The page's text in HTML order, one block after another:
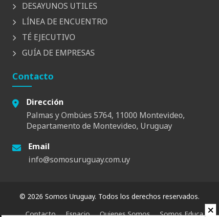
DESAYUNOS UTILES
LÍNEA DE ENCUENTRO
TÉ EJECUTIVO
GUÍA DE EMPRESAS
Contacto
Dirección
Palmas y Ombúes 5764, 11000 Montevideo,
Departamento de Montevideo, Uruguay
Email
info@somosuruguay.com.uy
© 2026 Somos Uruguay. Todos los derechos reservados.
Contacto
Espacio Quienes Somos Somos Educa